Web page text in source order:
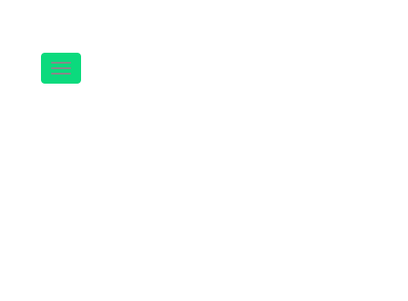
Navigation